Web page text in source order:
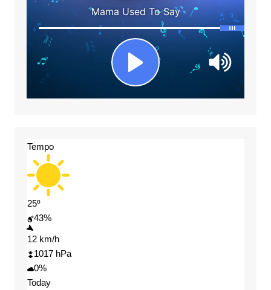
Tempo
25º
43%
12 km/h
1017 hPa
0%
Today